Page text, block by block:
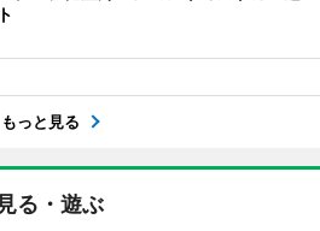
もっと見る
見る・遊ぶ